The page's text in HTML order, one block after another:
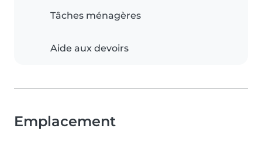
Tâches ménagères
Aide aux devoirs
Emplacement